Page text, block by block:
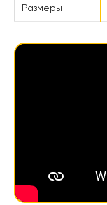
Размеры